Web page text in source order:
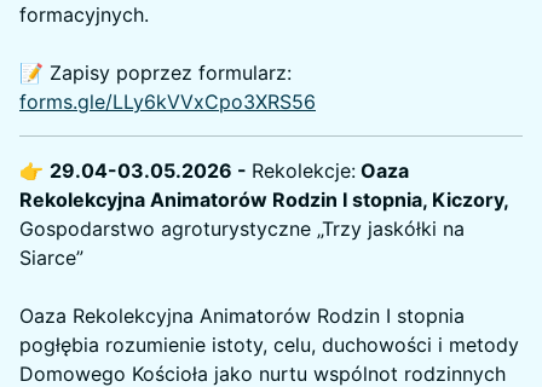
formacyjnych.
📝 Zapisy poprzez formularz:
forms.gle/LLy6kVVxCpo3XRS56
👉 29.04-03.05.2026 - Rekolekcje: Oaza
Rekolekcyjna Animatorów Rodzin I stopnia, Kiczory,
Gospodarstwo agroturystyczne „Trzy jaskółki na
Siarce”
Oaza Rekolekcyjna Animatorów Rodzin I stopnia
pogłębia rozumienie istoty, celu, duchowości i metody
Domowego Kościoła jako nurtu wspólnot rodzinnych